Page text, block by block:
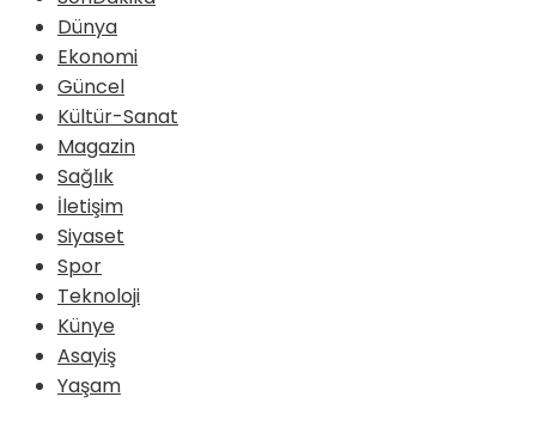
Dünya
Ekonomi
Güncel
Kültür-Sanat
Magazin
Sağlık
İletişim
Siyaset
Spor
Teknoloji
Künye
Asayiş
Yaşam